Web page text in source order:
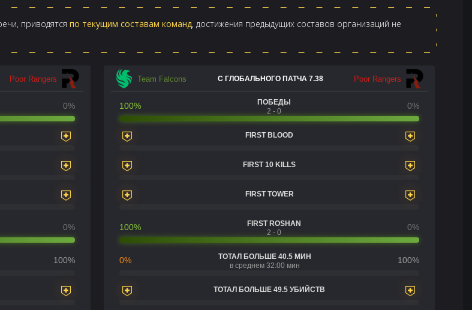
приводятся по текущим составам команд, достижения предыдущих составов организаций не
Poor Rangers
0%
0%
100%
Team Falcons С ГЛОБАЛЬНОГО ПАТЧА 7.38 Poor Rangers
100%
ПОБЕДЫ
2 - 0
0%
FIRST BLOOD
FIRST 10 KILLS
FIRST TOWER
100%
FIRST ROSHAN
2 - 0
0%
0%
ТОТАЛ БОЛЬШЕ 40.5 МИН
в среднем 32:00 мин
100%
ТОТАЛ БОЛЬШЕ 49.5 УБИЙСТВ